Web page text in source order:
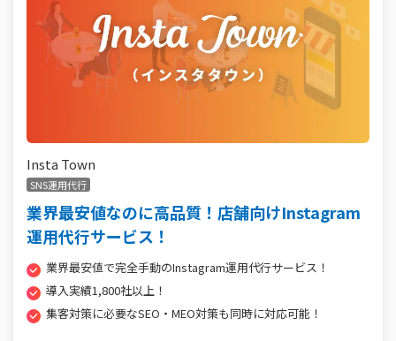
Insta Town
SNS運用代行
業界最安値なのに高品質！店舗向けInstagram
運用代行サービス！
業界最安値で完全手動のInstagram運用代行サービス！
導入実績1,800社以上！
集客対策に必要なSEO・MEO対策も同時に対応可能！